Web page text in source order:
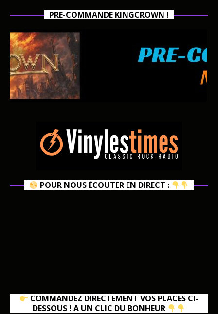
PRE-COMMANDE KINGCROWN !
POUR NOUS ÉCOUTER EN DIRECT :
COMMANDEZ DIRECTEMENT VOS PLACES CI-
DESSOUS ! A UN CLIC DU BONHEUR